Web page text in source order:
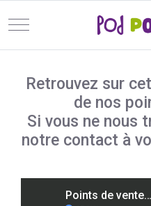
Mobile Menu Toggle
Retrouvez sur
de nos
Si vous ne nous
notre contact à